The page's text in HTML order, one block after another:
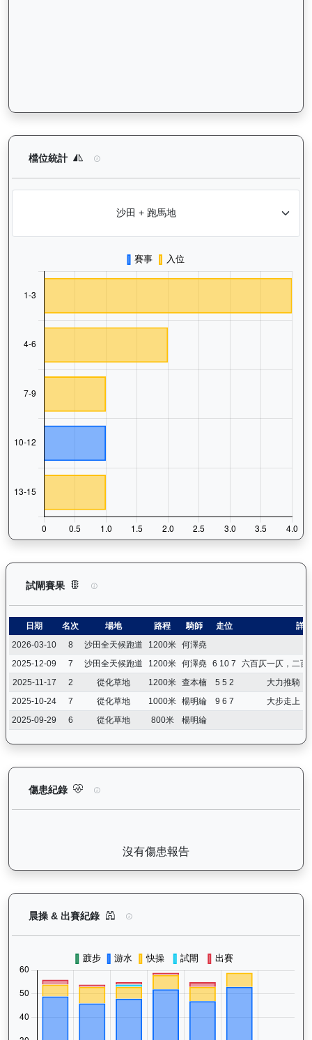
檔位統計 活力拍檔（K554）— 檔位統計分析：查看馬匹
試閘賽果 活力拍檔（K554）— 試閘賽果紀錄：查看馬匹
日期 名次 場地 路程 騎師 走位
詳情
2026-03-10
8 沙田全天候跑道 1200米 何澤堯
2025-12-09
7 沙田全天候跑道 1200米 何澤堯 6 10 7
六百仄一仄，二百
2025-11-17
2 從化草地 1200米 查本楠 5 5 2
大力推騎，
2025-10-24
7 從化草地 1000米 楊明綸 9 6 7
大步走上，
2025-09-29
6 從化草地 800米 楊明綸
傷患紀錄 活力拍檔（K554）— 傷患紀錄：查看馬匹完整
沒有傷患報告
晨操 & 出賽紀錄 活力拍檔（K554）— 晨操及出賽紀錄圖